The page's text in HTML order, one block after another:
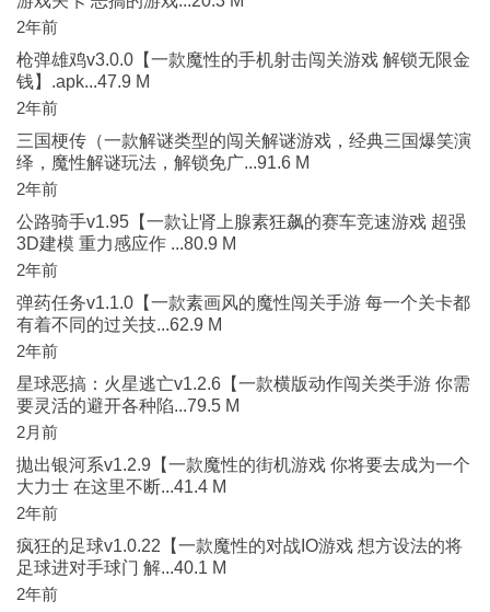
2年前
枪弹雄鸡v3.0.0【一款魔性的手机射击闯关游戏 解锁无限金
钱】.apk...47.9 M
2年前
三国梗传（一款解谜类型的闯关解谜游戏，经典三国爆笑演
绎，魔性解谜玩法，解锁免广...91.6 M
2年前
公路骑手v1.95【一款让肾上腺素狂飙的赛车竞速游戏 超强
3D建模 重力感应作 ...80.9 M
2年前
弹药任务v1.1.0【一款素画风的魔性闯关手游 每一个关卡都
有着不同的过关技...62.9 M
2年前
星球恶搞：火星逃亡v1.2.6【一款横版动作闯关类手游 你需
要灵活的避开各种陷...79.5 M
2月前
拋出银河系v1.2.9【一款魔性的街机游戏 你将要去成为一个
大力士 在这里不断...41.4 M
2年前
疯狂的足球v1.0.22【一款魔性的对战IO游戏 想方设法的将
足球进对手球门 解...40.1 M
2年前